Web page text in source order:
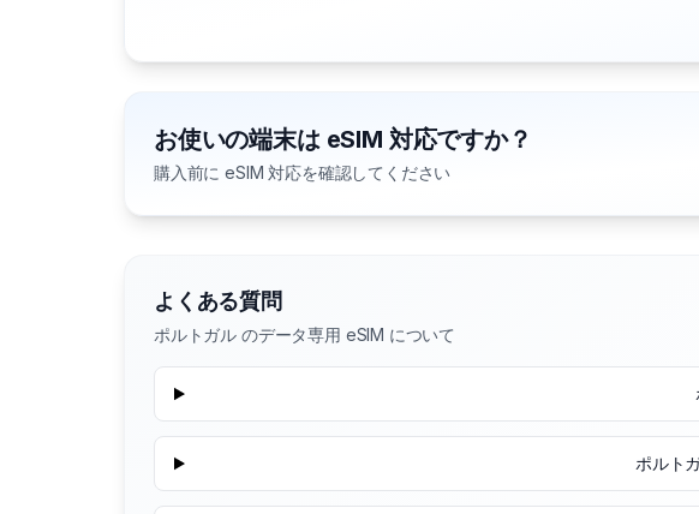
お使いの端末は eSIM 対応ですか？
購入前に eSIM 対応を確認してください
よくある質問
ポルトガル のデータ専用 eSIM について
ポルト